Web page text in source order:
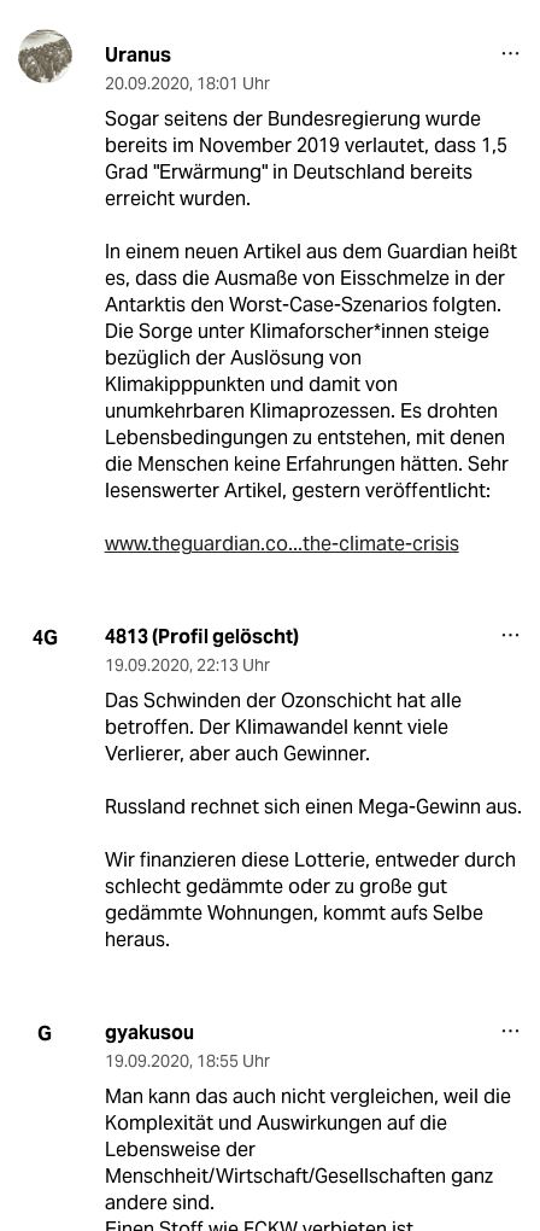
Uranus
20.09.2020, 18:01 Uhr
Sogar seitens der Bundesregierung wurde
bereits im November 2019 verlautet, dass 1,5
Grad "Erwärmung" in Deutschland bereits
erreicht wurden.
In einem neuen Artikel aus dem Guardian heißt
es, dass die Ausmaße von Eisschmelze in der
Antarktis den Worst-Case-Szenarios folgten.
Die Sorge unter Klimaforscher*innen steige
bezüglich der Auslösung von
Klimakipppunkten und damit von
unumkehrbaren Klimaprozessen. Es drohten
Lebensbedingungen zu entstehen, mit denen
die Menschen keine Erfahrungen hätten. Sehr
lesenswerter Artikel, gestern veröffentlicht:
www.theguardian.co...the-climate-crisis
4G 4813 (Profil gelöscht)
19.09.2020, 22:13 Uhr
Das Schwinden der Ozonschicht hat alle
betroffen. Der Klimawandel kennt viele
Verlierer, aber auch Gewinner.
Russland rechnet sich einen Mega-Gewinn aus.
Wir finanzieren diese Lotterie, entweder durch
schlecht gedämmte oder zu große gut
gedämmte Wohnungen, kommt aufs Selbe
heraus.
G gyakusou
19.09.2020, 18:55 Uhr
Man kann das auch nicht vergleichen, weil die
Komplexität und Auswirkungen auf die
Lebensweise der
Menschheit/Wirtschaft/Gesellschaften ganz
andere sind.